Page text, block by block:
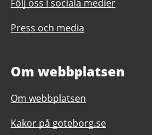
Följ oss i sociala medier
Press och media
Om webbplatsen
Om webbplatsen
Kakor på goteborg.se